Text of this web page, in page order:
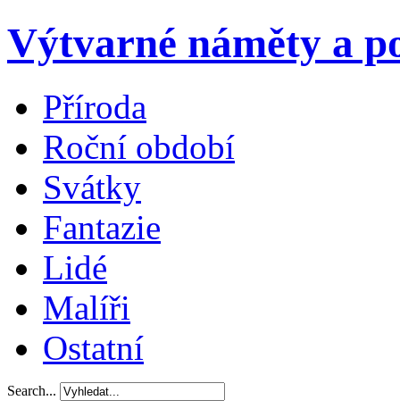
Výtvarné náměty a
Příroda
Roční období
Svátky
Fantazie
Lidé
Malíři
Ostatní
Search...